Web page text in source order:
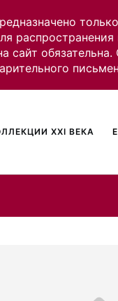
сайт
XXI ВЕКА